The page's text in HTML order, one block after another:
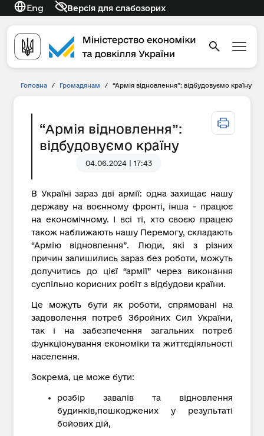
Eng Версія для слабозорих
Головна / Громадянам / “Армія відновлення”: відбудовуємо країну
“Армія відновлення”:
відбудовуємо країну
04.06.2024 | 17:43
В Україні зараз дві армії: одна захищає нашу
державу на воєнному фронті, інша - працює
на економічному. І всі ті, хто своєю працею
також наближають нашу Перемогу, складають
“Армію відновлення”. Люди, які з різних
причин залишились зараз без роботи, можуть
долучитись до цієї “армії” через виконання
суспільно корисних робіт з відбудови країни.
Це можуть бути як роботи, спрямовані на
задоволення потреб Збройних Сил України,
так і на забезпечення загальних потреб
функціонування економіки та життєдіяльності
населення.
Зокрема, це може бути:
розбір завалів та відновлення
будинків,пошкоджених у результаті
бойових дій,